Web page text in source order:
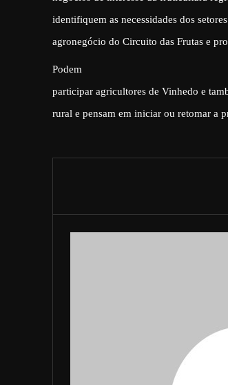
identifiquem as necessidades dos
agronegócio do Circuito das Frutas e
Podem
participar agricultores de Vinhedo e
rural e pensam em iniciar ou retomar a